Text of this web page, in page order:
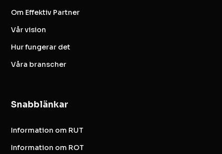
Om Effektiv Partner
Vår vision
Hur fungerar det
Våra branscher
Snabblänkar
Information om RUT
Information om ROT